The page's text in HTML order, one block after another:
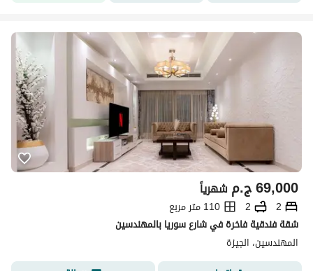
ج.م69,000 شهرياً
2
2
110 متر مربع
شقة فندقية فاخرة في شارع سوريا بالمهندسين
المهندسين، الجيزة